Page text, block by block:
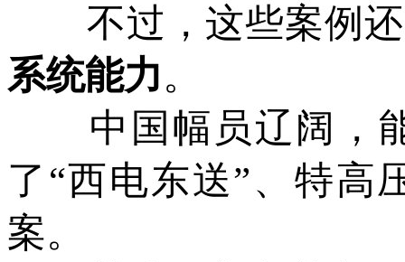
不过，这些案例还
系统能力。
中国幅员辽阔，能
了“西电东送”、特高
案。